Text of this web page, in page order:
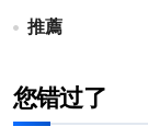
推薦
您错过了